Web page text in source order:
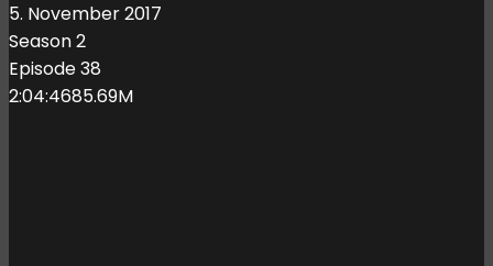
5. November 2017
Season 2
Episode 38
2:04:4685.69M